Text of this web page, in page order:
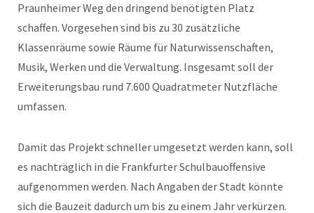
Praunheimer Weg den dringend benötigten Platz
schaffen. Vorgesehen sind bis zu 30 zusätzliche
Klassenräume sowie Räume für Naturwissenschaften,
Musik, Werken und die Verwaltung. Insgesamt soll der
Erweiterungsbau rund 7.600 Quadratmeter Nutzfläche
umfassen.
Damit das Projekt schneller umgesetzt werden kann, soll
es nachträglich in die Frankfurter Schulbauoffensive
aufgenommen werden. Nach Angaben der Stadt könnte
sich die Bauzeit dadurch um bis zu einem Jahr verkürzen.